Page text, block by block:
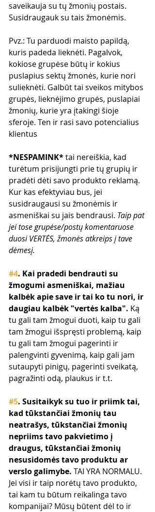
saveikauja su tų žmonių postais.
Susidraugauk su tais žmonėmis.
Pvz.: Tu parduodi maisto papildą,
kuris padeda lieknėti. Pagalvok,
kokiose grupėse būtų ir kokius
puslapius sektų žmonės, kurie nori
sulieknėti. Galbūt tai sveikos mitybos
grupės, lieknėjimo grupės, puslapiai
žmonių, kurie yra įtakingi šioje
sferoje. Ten ir rasi savo potencialius
klientus
*NESPAMINK* tai nereiškia, kad
turėtum prisijungti prie tų grupių ir
pradėti dėti savo produkto reklamą.
Kur kas efektyviau bus, jei
susidraugausi su žmonėmis ir
asmeniškai su jais bendrausi. Taip pat
jei tose grupėse/postų komentaruose
duosi VERTĖS, žmonės atkreips į tave
dėmesį.
#4. Kai pradedi bendrauti su
žmogumi asmeniškai, mažiau
kalbėk apie save ir tai ko tu nori, ir
daugiau kalbėk "vertės kalba". Ką
tu gali tam žmogui duoti, kaip tu gali
tam žmogui išspręsti problemą, kaip
tu gali tam žmogui pagerinti ir
palengvinti gyvenimą, kaip gali jam
sutaupyti pinigų, pagerinti sveikatą,
pagražinti odą, plaukus ir t.t.
#5. Susitaikyk su tuo ir priimk tai,
kad tūkstančiai žmonių tau
neatrašys, tūkstančiai žmonių
nepriims tavo pakvietimo į
draugus, tūkstančiai žmonių
nesusidomės tavo produktu ar
verslo galimybe. TAI YRA NORMALU.
Jei visi ir taip norėtų tavo produkto,
tai kam tu būtum reikalinga tavo
kompanijai? Mūsų būtent dėl to ir